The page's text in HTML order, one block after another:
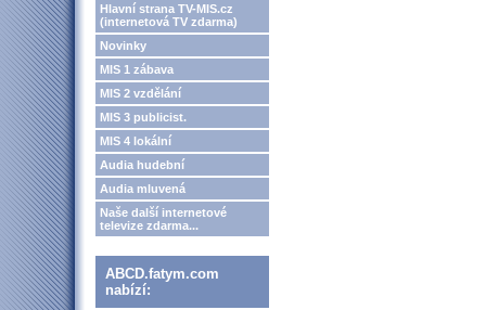
Hlavní strana TV-MIS.cz
(internetová TV zdarma)
Novinky
MIS 1 zábava
MIS 2 vzdělání
MIS 3 publicist.
MIS 4 lokální
Audia hudební
Audia mluvená
Naše další internetové
televize zdarma...
ABCD.fatym.com
nabízí: